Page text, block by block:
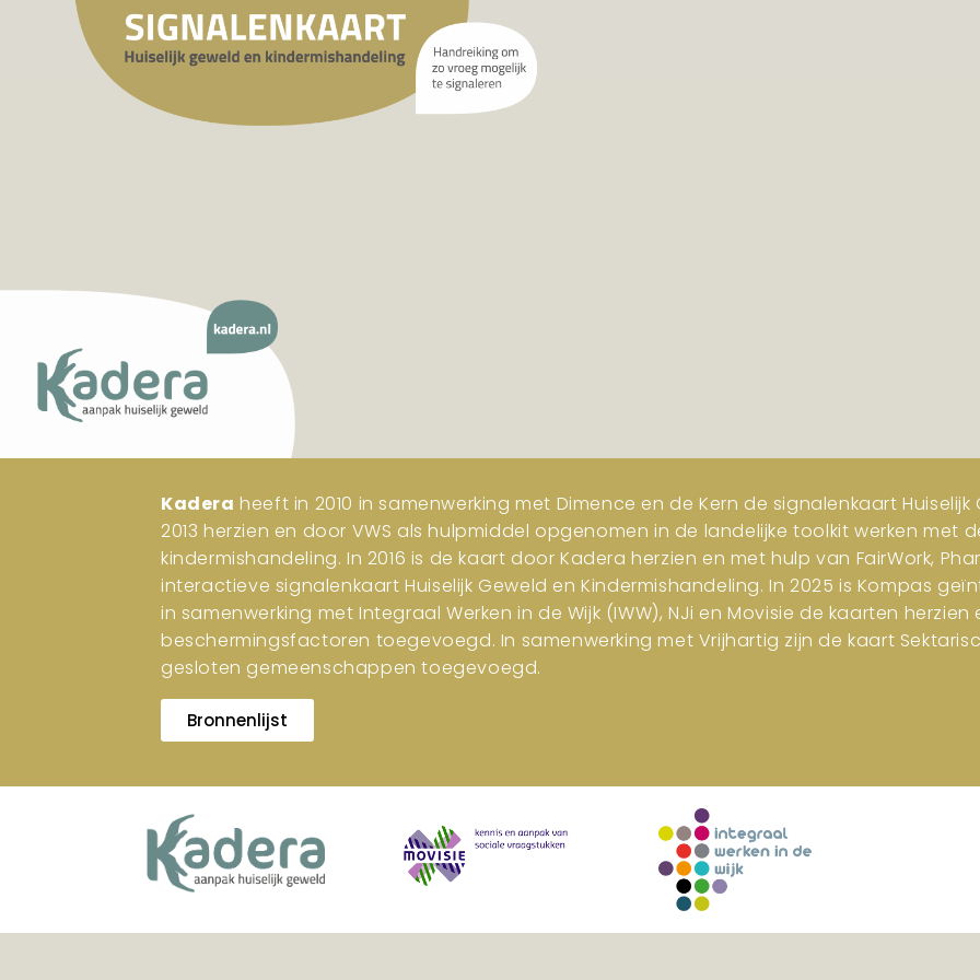
Kadera heeft in 2010 in samenwerking met Dimence en de Kern de signalenkaart
2013 herzien en door VWS als hulpmiddel opgenomen in de landelijke toolkit werken met
kindermishandeling. In 2016 is de kaart door Kadera herzien en met hulp van FairWork,
interactieve signalenkaart Huiselijk Geweld en Kindermishandeling. In 2025 is Kompas
in samenwerking met Integraal Werken in de Wijk (IWW), NJi en Movisie de kaarten
beschermingsfactoren toegevoegd. In samenwerking met Vrijhartig zijn de kaart
gesloten gemeenschappen toegevoegd.
Bronnenlijst